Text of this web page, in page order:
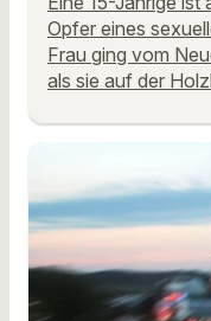
Opfer eines
Frau ging vom
als sie auf der